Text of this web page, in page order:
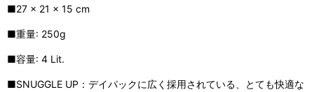
■27 x 21 x 15 cm
■重量: 250g
■容量: 4 Lit.
■SNUGGLE UP：デイパックに広く採用されている、とても快適な